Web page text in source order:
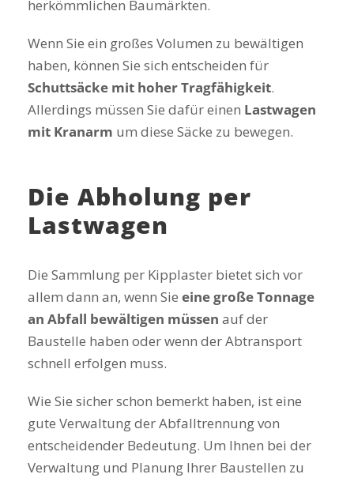
herkömmlichen Baumärkten.
Wenn Sie ein großes Volumen zu bewältigen
haben, können Sie sich entscheiden für
Schuttsäcke mit hoher Tragfähigkeit.
Allerdings müssen Sie dafür einen Lastwagen
mit Kranarm um diese Säcke zu bewegen.
Die Abholung per
Lastwagen
Die Sammlung per Kipplaster bietet sich vor
allem dann an, wenn Sie eine große Tonnage
an Abfall bewältigen müssen auf der
Baustelle haben oder wenn der Abtransport
schnell erfolgen muss.
Wie Sie sicher schon bemerkt haben, ist eine
gute Verwaltung der Abfalltrennung von
entscheidender Bedeutung. Um Ihnen bei der
Verwaltung und Planung Ihrer Baustellen zu